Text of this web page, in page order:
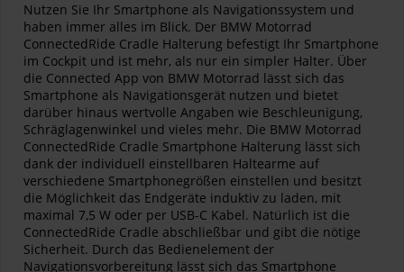
Nutzen Sie Ihr Smartphone als Navigationssystem und
haben immer alles im Blick. Der BMW Motorrad
ConnectedRide Cradle Halterung befestigt Ihr Smartphone
im Cockpit und ist mehr, als nur ein simpler Halter. Über
die Connected App von BMW Motorrad lässt sich das
Smartphone als Navigationsgerät nutzen und bietet
darüber hinaus wertvolle Angaben wie Beschleunigung,
Schräglagenwinkel und vieles mehr. Die BMW Motorrad
ConnectedRide Cradle Smartphone Halterung lässt sich
dank der individuell einstellbaren Haltearme auf
verschiedene Smartphonegrößen einstellen und besitzt
die Möglichkeit das Endgeräte induktiv zu laden, mit
maximal 7,5 W oder per USB-C Kabel. Natürlich ist die
ConnectedRide Cradle abschließbar und gibt die nötige
Sicherheit. Durch das Bedienelement der
Navigationsvorbereitung lässt sich das Smartphone